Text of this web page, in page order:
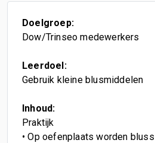
Doelgroep:
Dow/Trinseo medewerkers
Leerdoel:
Gebruik kleine blusmiddelen
Inhoud:
Praktijk
• Op oefenplaats worden